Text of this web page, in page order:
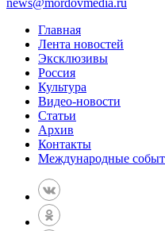
news@mordovmedia.ru
Главная
Лента новостей
Эксклюзивы
Россия
Культура
Видео-новости
Статьи
Архив
Контакты
Международные